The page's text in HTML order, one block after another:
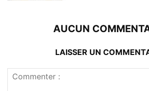
AUCUN
LAISSER UN